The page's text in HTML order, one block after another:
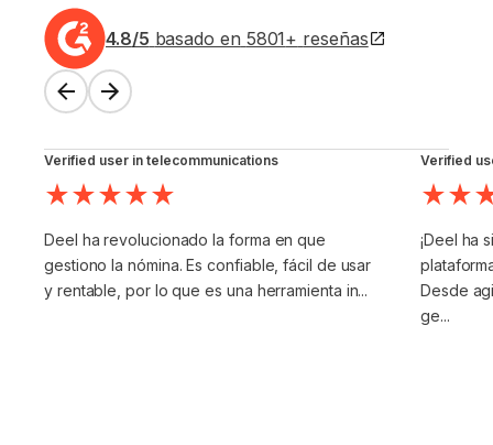
4.8/5 basado en 5801+ reseñas
Verified user in telecommunications
Deel ha revolucionado la forma en que
gestiono la nómina. Es confiable, fácil de usar
y rentable, por lo que es una herramienta in...
Verified
¡Deel ha
Desde
ge...